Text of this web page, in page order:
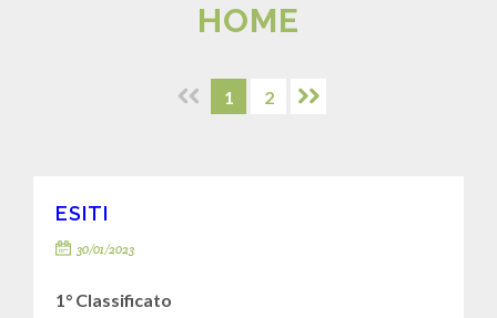
HOME
1 2
ESITI
30/01/2023
1° Classificato